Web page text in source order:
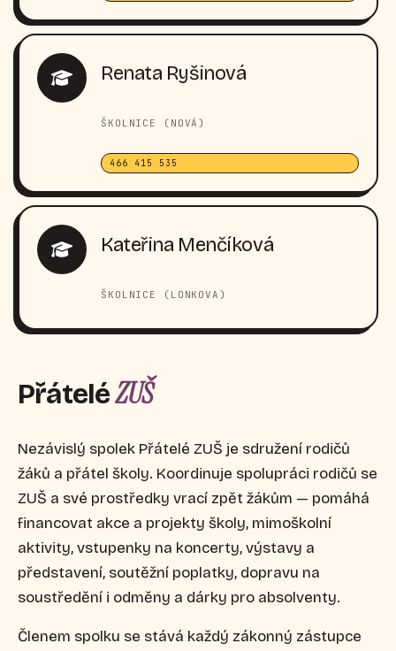
Renata Ryšinová
ŠKOLNICE (NOVÁ)
466 415 535
Kateřina Menčíková
ŠKOLNICE (LONKOVA)
PřáteléZUŠ
Nezávislý spolek Přátelé ZUŠ je sdružení rodičů
žáků a přátel školy. Koordinuje spolupráci rodičů se
ZUŠ a své prostředky vrací zpět žákům — pomáhá
financovat akce a projekty školy, mimoškolní
aktivity, vstupenky na koncerty, výstavy a
představení, soutěžní poplatky, dopravu na
soustředění i odměny a dárky pro absolventy.
Členem spolku se stává každý zákonný zástupce